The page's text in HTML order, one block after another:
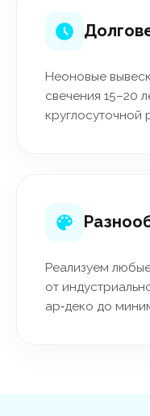
Неоновые
свечения 15–20
круглосуточной
Реализуем
от
ар‑деко до